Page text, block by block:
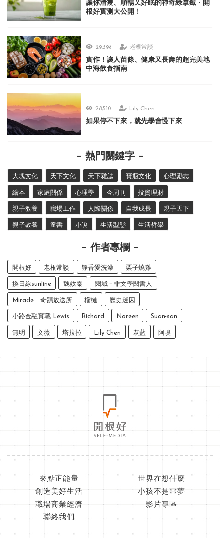
讓你清瘦、順暢又好眠的神奇綠拿鐵 ‧ 開
根好實測大公開！
29,398 老根常談
實作！讓人苗條、健康又長壽的超完美地
中海飲食指南
28,510 Lily Chen
如果停不下來，就先學會慢下來
熱門關鍵字
大塊文化 天下文化 天下雜誌 寶瓶文化 心理勵志
繪本 家庭關係 心理學 今周刊 投資理財
親子教養 職場工作 人際關係 自我成長 親子天下
親子教養 童書 小說 生活型態 生活哲學
作者專欄
開根好 老根常談 靜香愛洗澡 栗子燒雞
換日線sunline 魏妏秦 閱域－非文學閱書人
Miracle｜奇蹟放送所 榴槤 歷史迷因
小路金融實戰 Lewis Richard Noreen Suan-san
無明 文薇 塔拉拉 Lily Chen 灰藍 阿嗅
來點正能量
世界在想什麼
創造美好生活
小孩不是噩夢
職場商業經濟
影片專區
聯絡我們